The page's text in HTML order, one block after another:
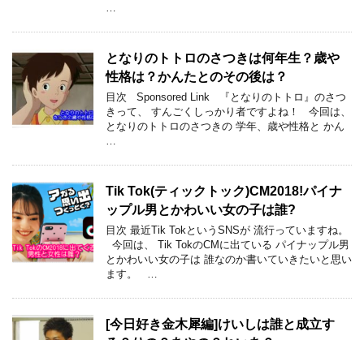
…
となりのトトロのさつきは何年生？歳や
性格は？かんたとのその後は？
目次 Sponsored Link 『となりのトトロ』のさつ
きって、 すんごくしっかり者ですよね！ 今回は、
となりのトトロのさつきの 学年、歳や性格と かん
…
Tik Tok(ティックトック)CM2018!パイナ
ップル男とかわいい女の子は誰?
目次 最近Tik TokというSNSが 流行っていますね。
今回は、 Tik TokのCMに出ている パイナップル男
とかわいい女の子は 誰なのか書いていきたいと思い
ます。 …
[今日好き金木犀編]けいしは誰と成立す